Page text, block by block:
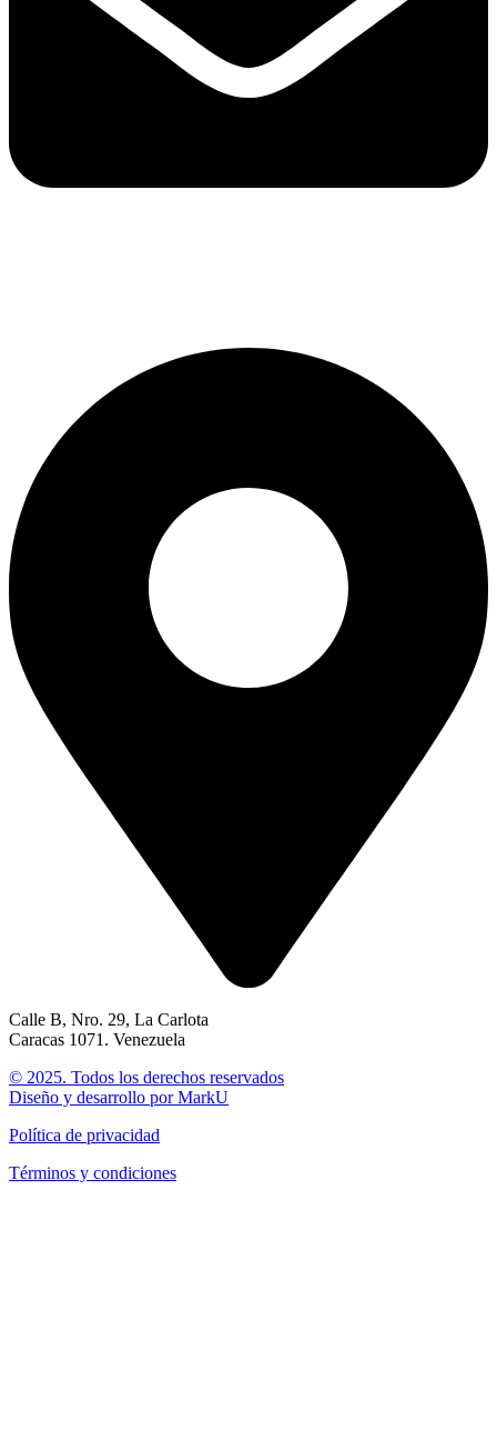
Calle B, Nro. 29, La Carlota
Caracas 1071. Venezuela
© 2025. Todos los derechos reservados
Diseño y desarrollo por MarkU
Política de privacidad
Términos y condiciones